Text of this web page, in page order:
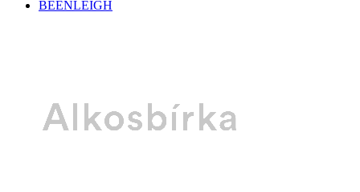
BEENLEIGH